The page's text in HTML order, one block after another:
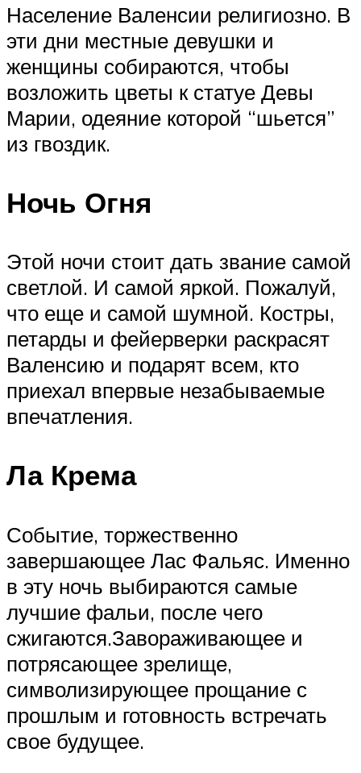
Население Валенсии религиозно. В
эти дни местные девушки и
женщины собираются, чтобы
возложить цветы к статуе Девы
Марии, одеяние которой “шьется”
из гвоздик.
Ночь Огня
Этой ночи стоит дать звание самой
светлой. И самой яркой. Пожалуй,
что еще и самой шумной. Костры,
петарды и фейерверки раскрасят
Валенсию и подарят всем, кто
приехал впервые незабываемые
впечатления.
Ла Крема
Событие, торжественно
завершающее Лас Фальяс. Именно
в эту ночь выбираются самые
лучшие фальи, после чего
сжигаются.Завораживающее и
потрясающее зрелище,
символизирующее прощание с
прошлым и готовность встречать
свое будущее.